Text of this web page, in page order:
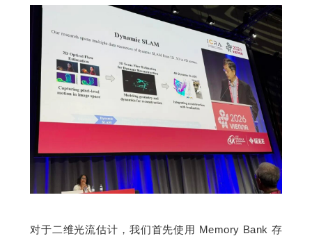
对于二维光流估计，我们首先使用 Memory Bank 存